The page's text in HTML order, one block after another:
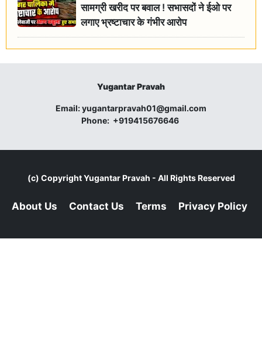
सामग्री खरीद पर बवाल ! सभासदों ने ईओ पर
लगाए भ्रष्टाचार के गंभीर आरोप
Yugantar Pravah
Email:yugantarpravah01@gmail.com
Phone: +919415676646
(c) CopyrightYugantar Pravah - All Rights Reserved
About Us Contact Us Terms Privacy Policy